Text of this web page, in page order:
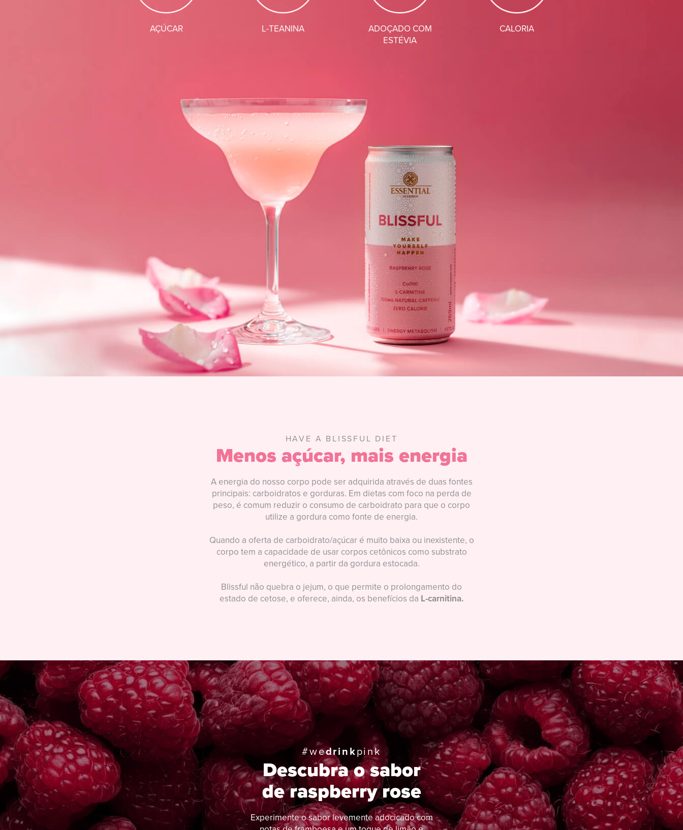
AÇÚCAR L-TEANINA
ADOÇADO COM
ESTÉVIA
CALORIA
HAVE A BLISSFUL DIET
Menos açúcar, mais energia
A energia do nosso corpo pode ser adquirida através de duas fontes
principais: carboidratos e gorduras. Em dietas com foco na perda de
peso, é comum reduzir o consumo de carboidrato para que o corpo
utilize a gordura como fonte de energia.
Quando a oferta de carboidrato/açúcar é muito baixa ou inexistente, o
corpo tem a capacidade de usar corpos cetônicos como substrato
energético, a partir da gordura estocada.
Blissful não quebra o jejum, o que permite o prolongamento do
estado de cetose, e oferece, ainda, os benefícios da L-carnitina.
#wedrinkpink
Descubra o sabor
de raspberry rose
Experimente o sabor levemente adocicado com